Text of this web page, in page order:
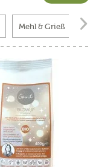
Mehl & Grieß 